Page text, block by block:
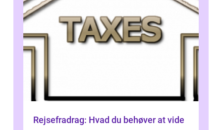
Rejsefradrag: Hvad du behøver at vide